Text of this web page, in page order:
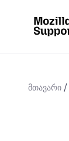
მთავარი